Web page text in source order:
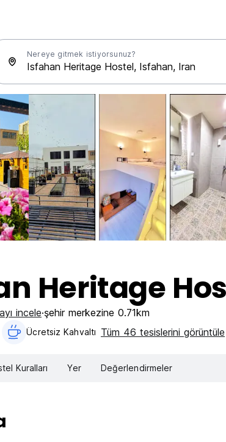
Nereye gitmek istiyorsunuz?
Heritage
incele şehir merkezine 0.71km
Ücretsiz Kahvaltı‎ Tüm 46 tesislerini görüntüle
Kuralları Yer Değerlendirmeler